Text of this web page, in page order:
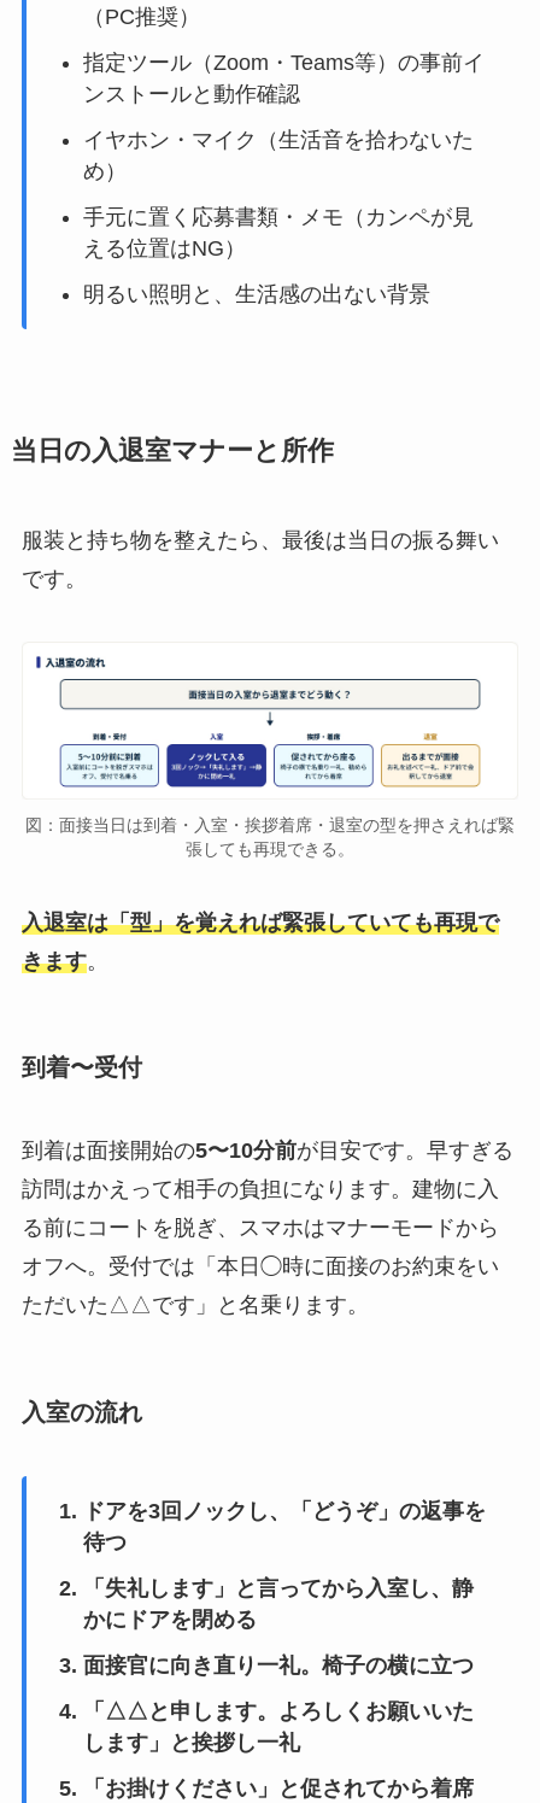
（PC推奨）
指定ツール（Zoom・Teams等）の事前イ
ンストールと動作確認
イヤホン・マイク（生活音を拾わないた
め）
手元に置く応募書類・メモ（カンペが見
える位置はNG）
明るい照明と、生活感の出ない背景
当日の入退室マナーと所作
服装と持ち物を整えたら、最後は当日の振る舞い
です。
図：面接当日は到着・入室・挨拶着席・退室の型を押さえれば緊
張しても再現できる。
入退室は「型」を覚えれば緊張していても再現で
きます。
到着〜受付
到着は面接開始の5〜10分前が目安です。早すぎる
訪問はかえって相手の負担になります。建物に入
る前にコートを脱ぎ、スマホはマナーモードから
オフへ。受付では「本日◯時に面接のお約束をい
ただいた△△です」と名乗ります。
入室の流れ
ドアを3回ノックし、「どうぞ」の返事を
待つ
「失礼します」と言ってから入室し、静
かにドアを閉める
面接官に向き直り一礼。椅子の横に立つ
「△△と申します。よろしくお願いいた
します」と挨拶し一礼
「お掛けください」と促されてから着席